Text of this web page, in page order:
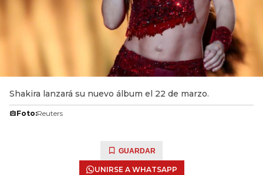
Shakira lanzará su nuevo álbum el 22 de marzo.
Foto:Reuters
GUARDAR
UNIRSE A WHATSAPP